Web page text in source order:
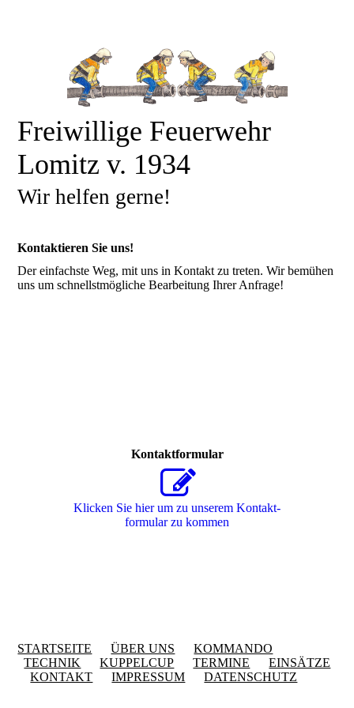
Freiwillige Feuerwehr
Lomitz v. 1934
Wir helfen gerne!
Kontaktieren Sie uns!
Der einfachste Weg, mit uns in Kontakt zu treten. Wir bemühen
uns um schnellstmögliche Bearbeitung Ihrer Anfrage!
Kontaktformular
Klicken Sie hier um zu unserem Kon­takt­
for­mu­lar zu kommen
STARTSEITE ÜBER UNS
KOMMANDO
TECHNIK
KUPPELCUP TERMINE
EINSÄTZE
KONTAKT
IMPRESSUM DATENSCHUTZ